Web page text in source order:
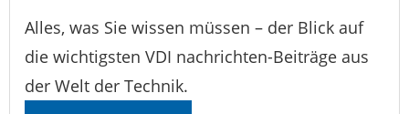
Alles, was Sie wissen müssen – der Blick auf
die wichtigsten VDI nachrichten-Beiträge aus
der Welt der Technik.